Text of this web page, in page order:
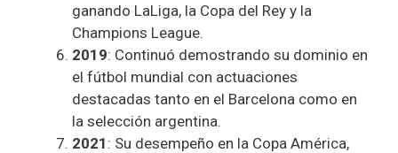
ganando LaLiga, la Copa del Rey y la
Champions League.
2019: Continuó demostrando su dominio en
el fútbol mundial con actuaciones
destacadas tanto en el Barcelona como en
la selección argentina.
2021 : Su desempeño en la Copa América,